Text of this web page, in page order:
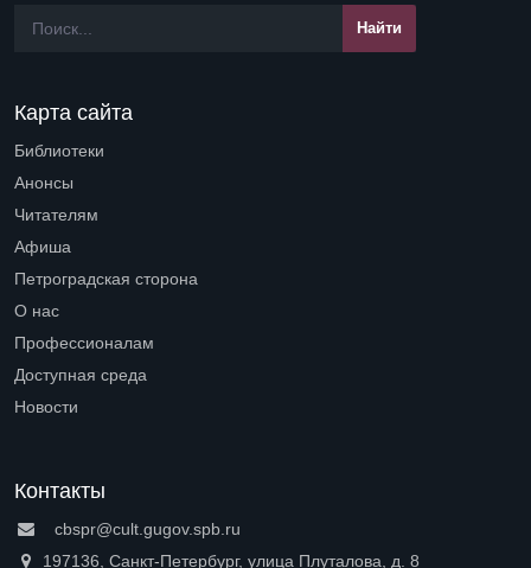
Карта сайта
Библиотеки
Анонсы
Читателям
Афиша
Петроградская сторона
О нас
Профессионалам
Доступная среда
Новости
Контакты
cbspr@cult.gugov.spb.ru
197136, Санкт-Петербург, улица Плуталова, д. 8